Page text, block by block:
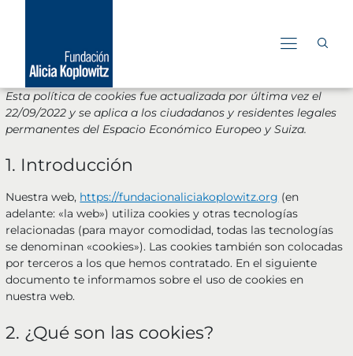
Esta política de cookies fue actualizada por última vez el
22/09/2022 y se aplica a los ciudadanos y residentes legales
permanentes del Espacio Económico Europeo y Suiza.
1. Introducción
Nuestra web, https://fundacionaliciakoplowitz.org (en
adelante: «la web») utiliza cookies y otras tecnologías
relacionadas (para mayor comodidad, todas las tecnologías
se denominan «cookies»). Las cookies también son colocadas
por terceros a los que hemos contratado. En el siguiente
documento te informamos sobre el uso de cookies en
nuestra web.
2. ¿Qué son las cookies?
service
service
service
consent
service
service
service
service
service
service